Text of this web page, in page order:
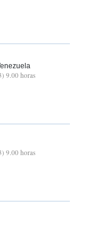
9.00 horas
9.00 horas